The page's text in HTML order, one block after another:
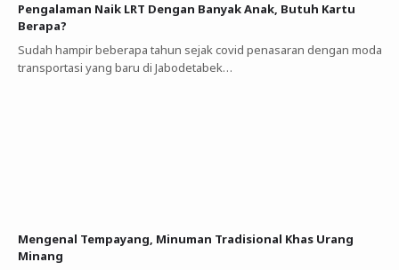
Pengalaman Naik LRT Dengan Banyak Anak, Butuh Kartu
Berapa?
Sudah hampir beberapa tahun sejak covid penasaran dengan moda
transportasi yang baru di Jabodetabek…
Mengenal Tempayang, Minuman Tradisional Khas Urang
Minang